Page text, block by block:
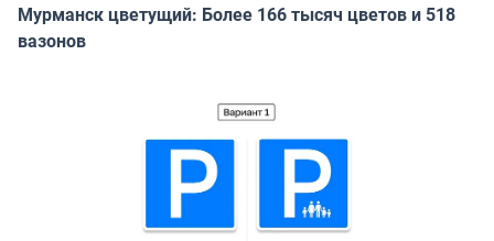
Мурманск цветущий: Более 166 тысяч цветов и 518
вазонов